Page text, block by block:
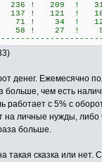
! 236 ! 209 !
! 137 ! 121 !
! 71 ! 34 !
! 58 ! 27
денег. Ежемесячно
больше, чем есть
работает с 5% с
личные нужды, либо
больше.
такая сказка или